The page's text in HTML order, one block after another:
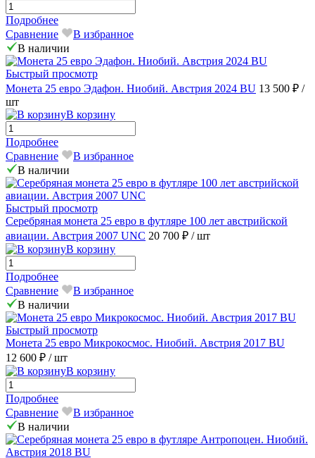
Подробнее
Сравнение
В избранное
В наличии
Быстрый просмотр
Монета 25 евро Эдафон. Ниобий. Австрия 2024 BU 13 500 ₽ /
шт
В корзину
Подробнее
Сравнение
В избранное
В наличии
Быстрый просмотр
Серебряная монета 25 евро в футляре 100 лет австрийской
авиации. Австрия 2007 UNC 20 700 ₽ / шт
В корзину
Подробнее
Сравнение
В избранное
В наличии
Быстрый просмотр
Монета 25 евро Микрокосмос. Ниобий. Австрия 2017 BU
12 600 ₽ / шт
В корзину
Подробнее
Сравнение
В избранное
В наличии